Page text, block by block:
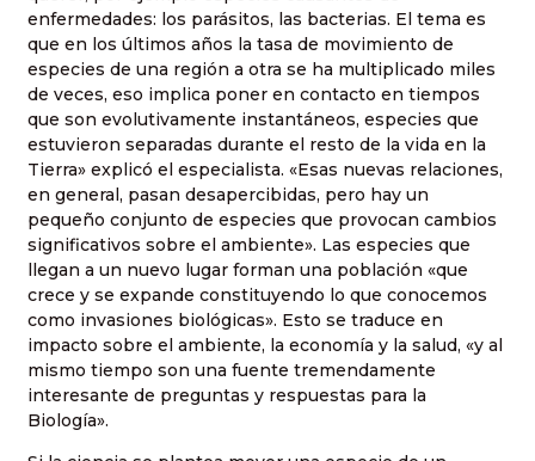
enfermedades: los parásitos, las bacterias. El tema es
que en los últimos años la tasa de movimiento de
especies de una región a otra se ha multiplicado miles
de veces, eso implica poner en contacto en tiempos
que son evolutivamente instantáneos, especies que
estuvieron separadas durante el resto de la vida en la
Tierra» explicó el especialista. «Esas nuevas relaciones,
en general, pasan desapercibidas, pero hay un
pequeño conjunto de especies que provocan cambios
significativos sobre el ambiente». Las especies que
llegan a un nuevo lugar forman una población «que
crece y se expande constituyendo lo que conocemos
como invasiones biológicas». Esto se traduce en
impacto sobre el ambiente, la economía y la salud, «y al
mismo tiempo son una fuente tremendamente
interesante de preguntas y respuestas para la
Biología».